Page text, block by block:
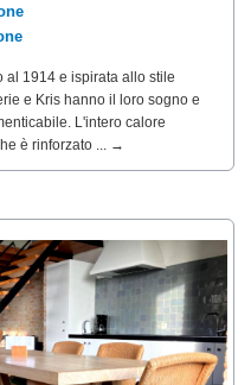
al 1914 e ispirata allo stile
e Kris hanno il loro sogno e
L'intero calore
è rinforzato ... →